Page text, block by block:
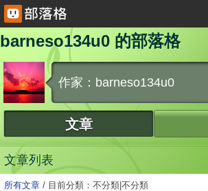
barneso134u0 的部落格
作家：barneso134u0
文章
文章列表
所有文章 / 目前分類：不分類|不分類